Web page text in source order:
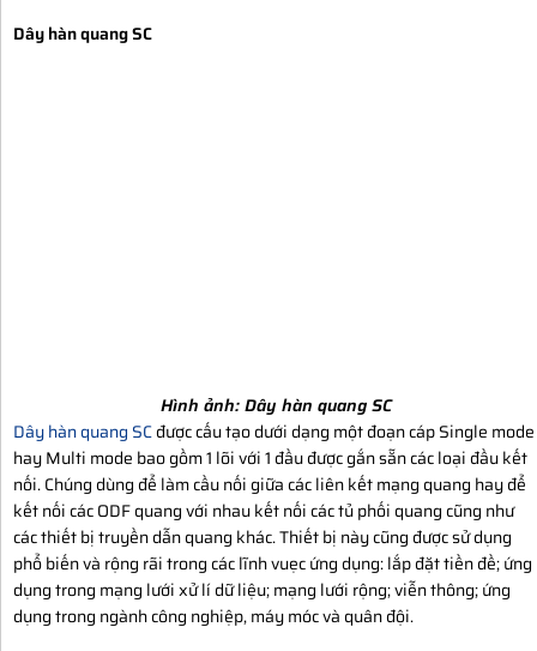
Dây hàn quang SC
Hình ảnh:Dây hàn quang SC
Dây hàn quang SCđược cấu tạo dưới dạng một đoạn cáp Single mode
hay Multi mode bao gồm 1 lõi với 1 đầu được gắn sẵn các loại đầu kết
nối. Chúng dùng để làm cầu nối giữa các liên kết mạng quang hay để
kết nối các ODF quang với nhau kết nối các tủ phối quang cũng như
các thiết bị truyền dẫn quang khác. Thiết bị này cũng được sử dụng
phổ biến và rộng rãi trong các lĩnh vuẹc ứng dụng: lắp đặt tiền đề; ứng
dụng trong mạng lưới xử lí dữ liệu; mạng lưới rộng; viễn thông; ứng
dụng trong ngành công nghiệp, máy móc và quân đội.